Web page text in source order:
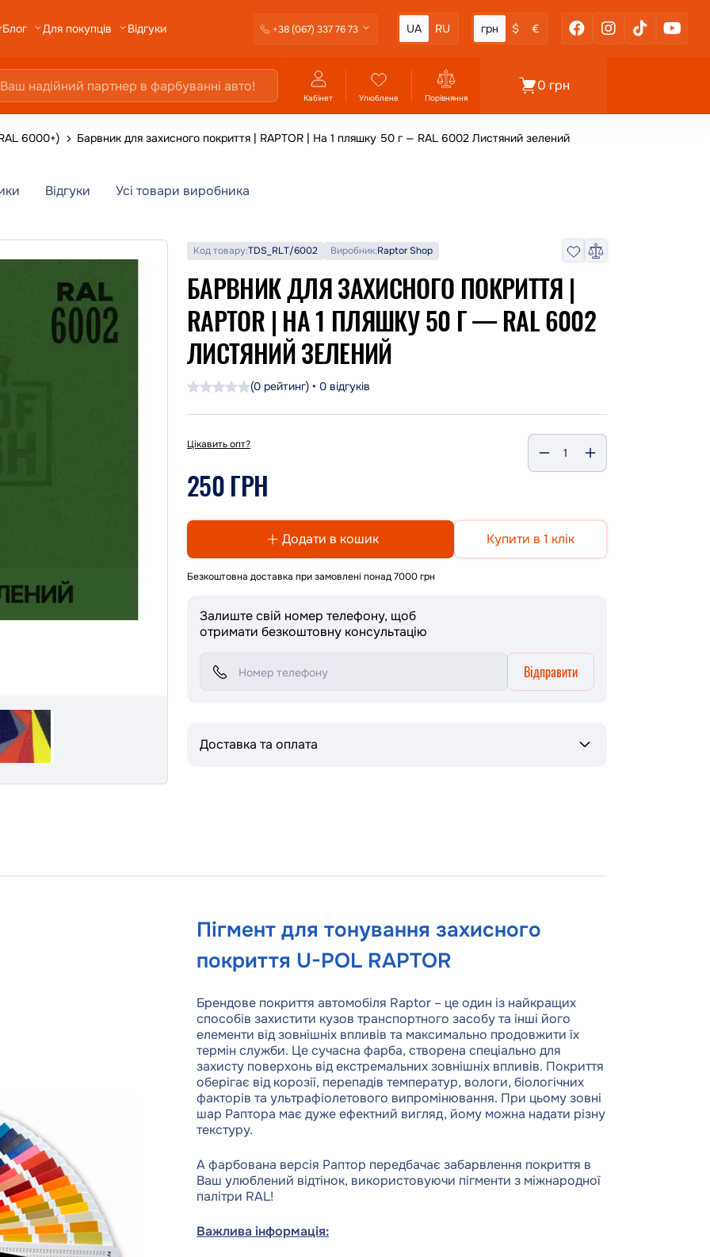
Блог Для покупців Відгуки +38 (067) 337 76 73 UA RU грн $ €
Кабінет Улюблене Порівняння
0 грн
6000+) Барвник для захисного покриття | RAPTOR | На 1 пляшку 50 г — RAL 6002 Листяний зелений
Відгуки Усі товари виробника
Код товару:TDS_RLT/6002 Виробник:Raptor Shop
БАРВНИК ДЛЯ ЗАХИСНОГО ПОКРИТТЯ |
RAPTOR | НА 1 ПЛЯШКУ 50 Г — RAL 6002
ЛИСТЯНИЙ ЗЕЛЕНИЙ
(0 рейтинг) • 0 відгуків
Цікавить опт?
250 ГРН
Додати в кошик Купити в 1 клік
Безкоштовна доставка при замовлені понад 7000 грн
Залиште свій номер телефону, щоб
отримати безкоштовну консультацію
Відправити
Доставка та оплата
Пігмент для тонування захисного
покриття U-POL RAPTOR
Брендове покриття автомобіля Raptor – це один із найкращих
способів захистити кузов транспортного засобу та інші його
елементи від зовнішніх впливів та максимально продовжити їх
термін служби. Це сучасна фарба, створена спеціально для
захисту поверхонь від екстремальних зовнішніх впливів. Покриття
оберігає від корозії, перепадів температур, вологи, біологічних
факторів та ультрафіолетового випромінювання. При цьому зовні
шар Раптора має дуже ефектний вигляд, йому можна надати різну
текстуру.
А фарбована версія Раптор передбачає забарвлення покриття в
Ваш улюблений відтінок, використовуючи пігменти з міжнародної
палітри RAL!
Важлива інформація: